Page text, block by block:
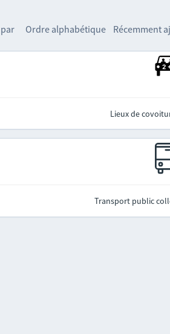
Ordre alphabétique Récemment
Lieux de
Transport public